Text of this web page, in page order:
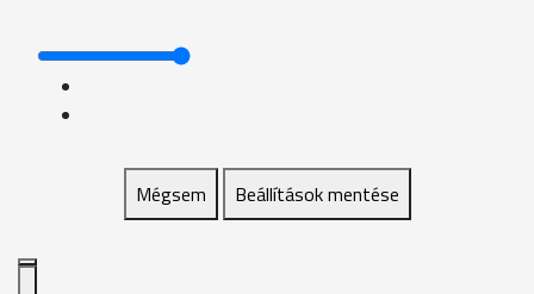
Mégsem Beállítások mentése